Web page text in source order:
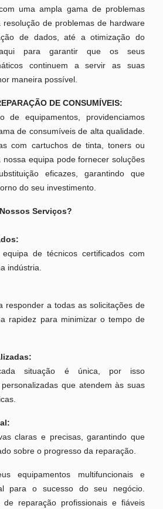
uma ampla gama de problemas
resolução de problemas de hardware
de dados, até a otimização do
para garantir que os seus
continuem a servir as suas
maneira possível.
DE CONSUMÍVEIS:
de equipamentos, providenciamos
de consumíveis de alta qualidade.
com cartuchos de tinta, toners ou
equipa pode fornecer soluções
eficazes, garantindo que
do seu investimento.
Serviços?
de técnicos certificados com
indústria.
responder a todas as solicitações de
rapidez para minimizar o tempo de
situação é única, por isso
que atendem às suas
claras e precisas, garantindo que
sobre o progresso da reparação.
equipamentos multifuncionais e
para o sucesso do seu negócio.
de reparação profissionais e fiáveis